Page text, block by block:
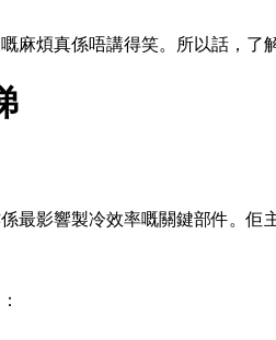
麻煩真係唔講得笑。所以話，了
最影響製冷效率嘅關鍵部件。佢